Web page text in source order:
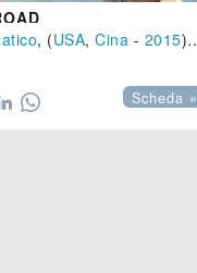
, (USA, Cina - 2015), 92 min.
Scheda »